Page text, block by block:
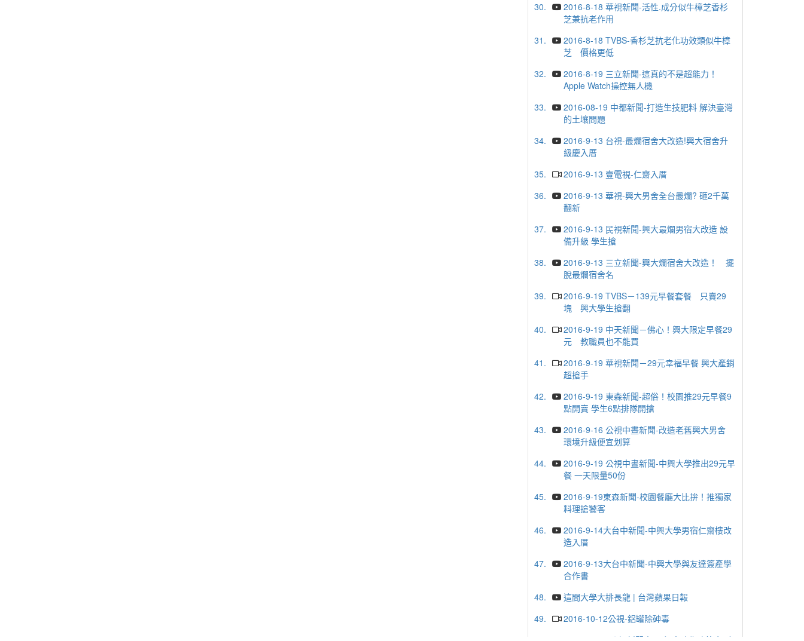
30.
2016-8-18 華視新聞-活性.成分似牛樟芝香杉
芝兼抗老作用
31.
2016-8-18 TVBS-香杉芝抗老化功效類似牛樟
芝 價格更低
32.
2016-8-19 三立新聞-這真的不是超能力！
Apple Watch操控無人機
33.
2016-08-19 中都新聞-打造生技肥料 解決臺灣
的土壤問題
34.
2016-9-13 台視-最爛宿舍大改造!興大宿舍升
級慶入厝
35.
2016-9-13 壹電視-仁齋入厝
36.
2016-9-13 華視-興大男舍全台最爛? 砸2千萬
翻新
37.
2016-9-13 民視新聞-興大最爛男宿大改造 設
備升級 學生搶
38.
2016-9-13 三立新聞-興大爛宿舍大改造！ 擺
脫最爛宿舍名
39.
2016-9-19 TVBS－139元早餐套餐 只賣29
塊 興大學生搶翻
40.
2016-9-19 中天新聞－佛心！興大限定早餐29
元 教職員也不能買
41.
2016-9-19 華視新聞－29元幸福早餐 興大產銷
超搶手
42.
2016-9-19 東森新聞-超俗！校園推29元早餐9
點開賣 學生6點排隊開搶
43.
2016-9-16 公視中晝新聞-改造老舊興大男舍
環境升級便宜划算
44.
2016-9-19 公視中晝新聞-中興大學推出29元早
餐 一天限量50份
45.
2016-9-19東森新聞-校園餐廳大比拚！推獨家
料理搶饕客
46.
2016-9-14大台中新聞-中興大學男宿仁齋樓改
造入厝
47.
2016-9-13大台中新聞-中興大學與友達簽產學
合作書
48.
這間大學大排長龍 | 台灣蘋果日報
49.
2016-10-12公視-鋁罐除砷毒